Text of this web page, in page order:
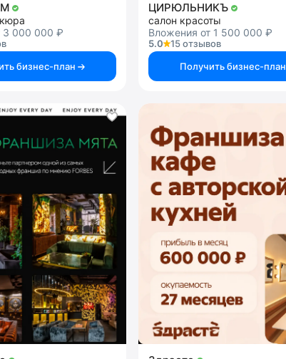
3 000 000 ₽
бизнес-план
ЦИРЮЛЬНИКЪ
салон красоты
Вложения от 1 500 000 ₽
5.0
15 отзывов
Получить бизнес-план